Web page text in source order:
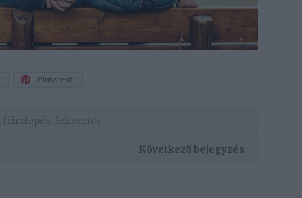
Pinterest
félrelépés felreertes
Következő bejegyzés